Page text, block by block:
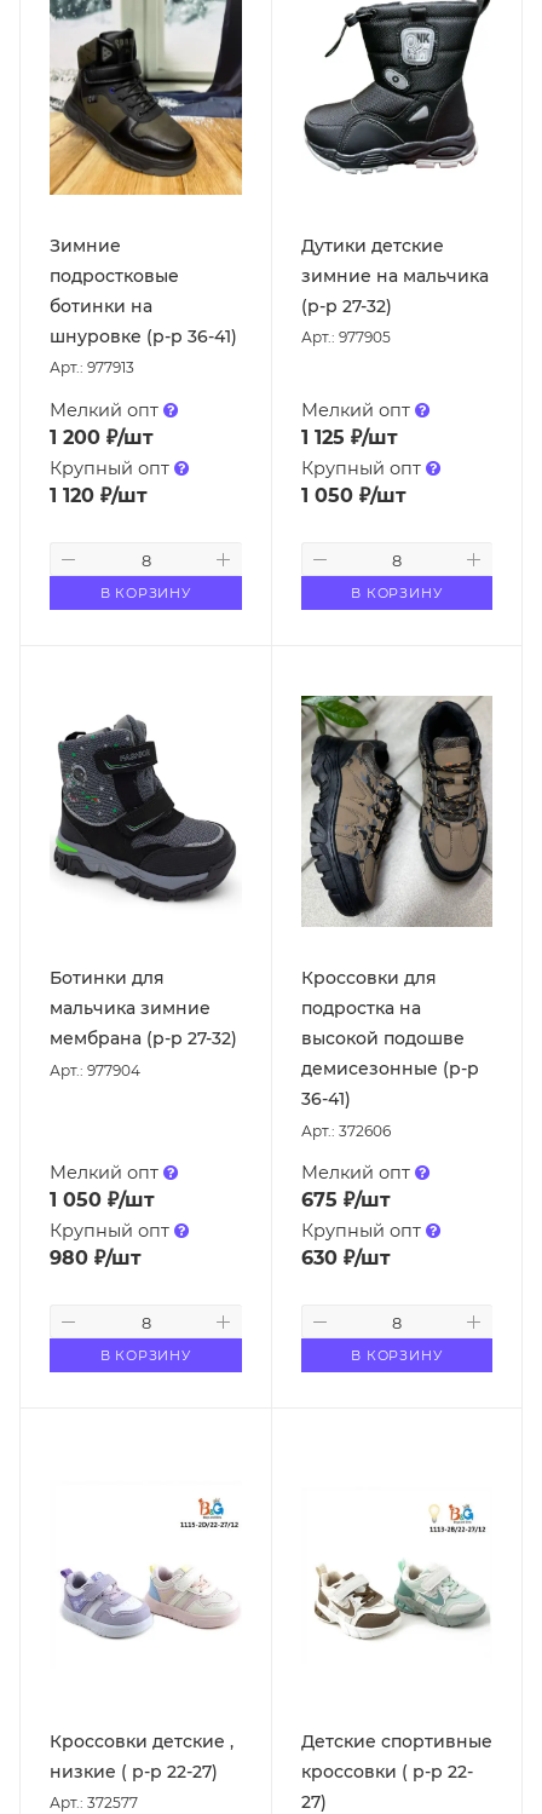
Зимние
подростковые
ботинки на
шнуровке (р-р 36-41)
Арт.: 977913
Мелкий опт
1 200 ₽/шт
Крупный опт
1 120 ₽/шт
В КОРЗИНУ
Дутики детские
зимние на мальчика
(р-р 27-32)
Арт.: 977905
Мелкий опт
1 125 ₽/шт
Крупный опт
1 050₽/шт
В КОРЗИНУ
Ботинки для
мальчика зимние
мембрана (р-р 27-32)
Арт.: 977904
Мелкий опт
1 050 ₽/шт
Крупный опт
980 ₽/шт
В КОРЗИНУ
Кроссовки для
подростка на
высокой подошве
демисезонные (р-р
36-41)
Арт.: 372606
Мелкий опт
675 ₽/шт
Крупный опт
630₽/шт
В КОРЗИНУ
Кроссовки детские ,
низкие ( р-р 22-27)
Арт.: 372577
Детские спортивные
кроссовки ( р-р 22-
27)